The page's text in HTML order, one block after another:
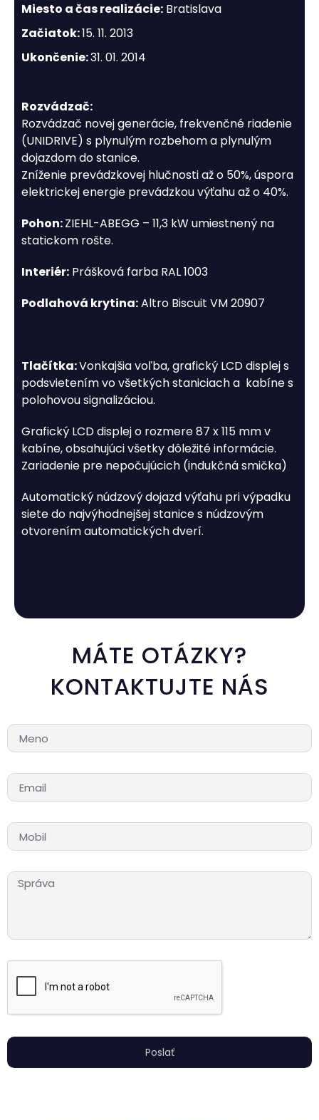
Miesto a čas realizácie: Bratislava
Začiatok:15. 11. 2013
Ukončenie:31. 01. 2014
Rozvádzač:
Rozvádzač novej generácie, frekvenčné riadenie
(UNIDRIVE) s plynulým rozbehom a plynulým
dojazdom do stanice.
Zníženie prevádzkovej hlučnosti až o 50%, úspora
elektrickej energie prevádzkou výťahu až o 40%.
Pohon:ZIEHL-ABEGG – 11,3 kW umiestnený na
statickom rošte.
Interiér: Prášková farba RAL 1003
Podlahová krytina:Altro Biscuit VM 20907
Tlačítka:Vonkajšia voľba, grafický LCD displej s
podsvietením vo všetkých staniciach a kabíne s
polohovou signalizáciou.
Grafický LCD displej o rozmere 87 x 115 mm v
kabíne, obsahujúci všetky dôležité informácie.
Zariadenie pre nepočujúcich (indukčná smička)
Automatický núdzový dojazd výťahu pri výpadku
siete do najvýhodnejšej stanice s núdzovým
otvorením automatických dverí.
MÁTE OTÁZKY?
KONTAKTUJTE NÁS
Poslať